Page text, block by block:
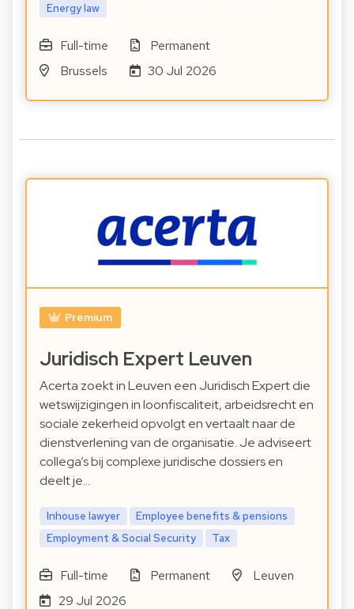
Energy law
Full-time
Permanent
Brussels
30 Jul 2026
Premium
Juridisch Expert Leuven
Acerta zoekt in Leuven een Juridisch Expert die
wetswijzigingen in loonfiscaliteit, arbeidsrecht en
sociale zekerheid opvolgt en vertaalt naar de
dienstverlening van de organisatie. Je adviseert
collega’s bij complexe juridische dossiers en
deelt je…
Inhouse lawyer
Employee benefits & pensions
Employment & Social Security
Tax
Full-time Permanent
Leuven
29 Jul 2026